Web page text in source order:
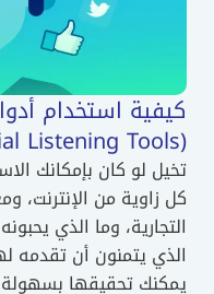
كيفية استخدام
(Social Listening Tools)
تخيل لو كان بإمكانك
كل زاوية من الإنترنت،
التجارية، وما الذي
الذي يتمنون أن تقدمه
يمكنك تحقيقها بسهولة